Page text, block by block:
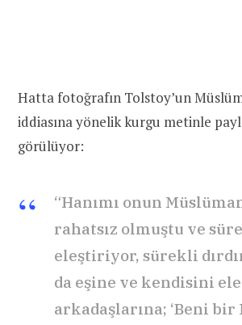
Hatta fotoğrafın Tolstoy’un
iddiasına yönelik kurgu metinle
görülüyor:
“Hanımı onun
rahatsız olmuştu ve
eleştiriyor, sürekli
da eşine ve kendisini
arkadaşlarına; ‘Beni bir